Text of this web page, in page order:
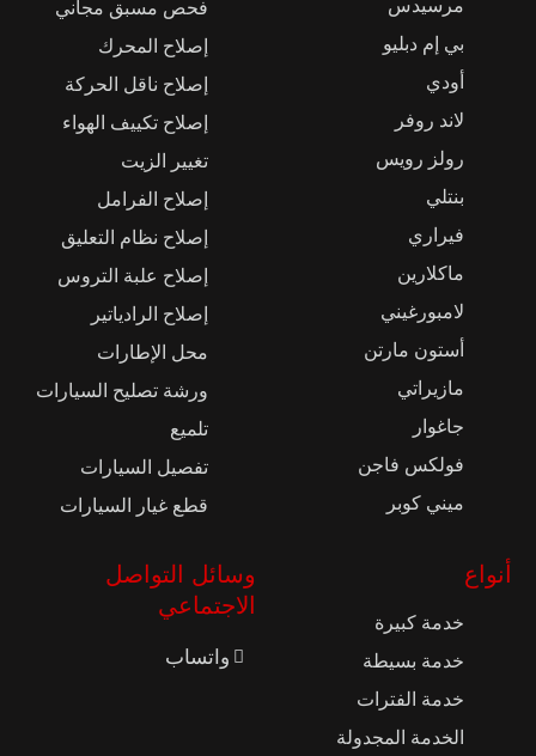
مرسيدس
بي إم دبليو
أودي
لاند روفر
رولز رويس
بنتلي
فيراري
ماكلارين
لامبورغيني
أستون مارتن
مازيراتي
جاغوار
فولكس فاجن
ميني كوبر
فحص مسبق مجاني
إصلاح المحرك
إصلاح ناقل الحركة
إصلاح تكييف الهواء
تغيير الزيت
إصلاح الفرامل
إصلاح نظام التعليق
إصلاح علبة التروس
إصلاح الرادياتير
محل الإطارات
ورشة تصليح السيارات
تلميع
تفصيل السيارات
قطع غيار السيارات
أنواع
خدمة كبيرة
خدمة بسيطة
خدمة الفترات
الخدمة المجدولة
وسائل التواصل
الاجتماعي
واتساب